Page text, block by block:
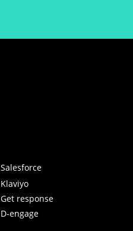
Salesforce
Klaviyo
Get response
D-engage